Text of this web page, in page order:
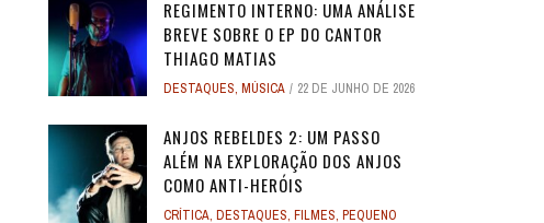
REGIMENTO INTERNO: UMA ANÁLISE
BREVE SOBRE O EP DO CANTOR
THIAGO MATIAS
DESTAQUES, MÚSICA 22 DE JUNHO DE 2026
ANJOS REBELDES 2: UM PASSO
ALÉM NA EXPLORAÇÃO DOS ANJOS
COMO ANTI-HERÓIS
CRÍTICA, DESTAQUES, FILMES, PEQUENO